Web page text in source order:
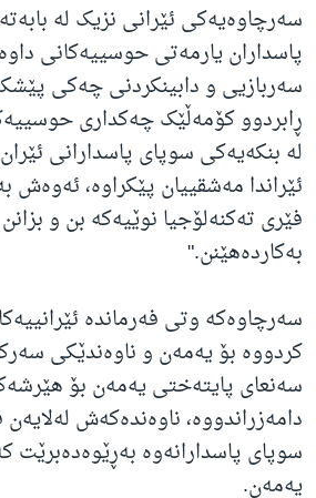
سەرچاوەیەکی ئێرانی نزیک لە
پاسداران یارمەتی حوسییەکانی
سەربازیی و دابینکردنی چەکی
ڕابردوو کۆمەڵێک چەکداری
لە بنکەیەکی سوپای پاسدارانی
ئێراندا مەشقییان پێکراوە،
فێری تەکنەلۆجیا نوێیەکە بن و
بەکاردەهێنن."
سەرچاوەکە وتی فەرماندە
کردووە بۆ یەمەن و ناوەندێکی
سەنعای پایتەختی یەمەن بۆ
دامەزراندووە، ناوەندەکەش
سوپای پاسدارانەوە بەڕێوەدەبرێت
یەمەن.